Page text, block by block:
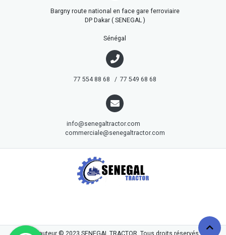
Bargny route national en face gare ferroviaire
DP Dakar ( SENEGAL )
Sénégal
77 554 88 68 / 77 549 68 68
info@senegaltractor.com
commerciale@senegaltractor.com
droits d'auteur © 2023 SENEGAL TRACTOR . Tous droits réservés.